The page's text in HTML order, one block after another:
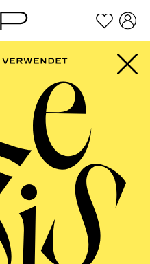
Footer springen